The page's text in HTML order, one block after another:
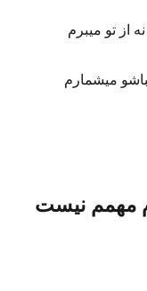
از تو میبرم
میشمارم
مهمم نیست